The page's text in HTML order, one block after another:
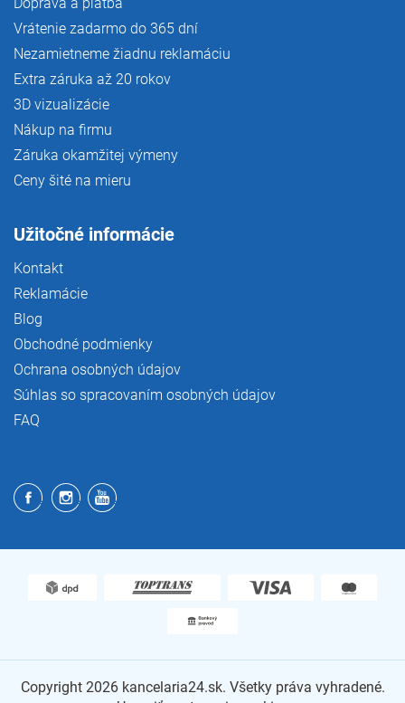
Doprava a platba
Vrátenie zadarmo do 365 dní
Nezamietneme žiadnu reklamáciu
Extra záruka až 20 rokov
3D vizualizácie
Nákup na firmu
Záruka okamžitej výmeny
Ceny šité na mieru
Užitočné informácie
Kontakt
Reklamácie
Blog
Obchodné podmienky
Ochrana osobných údajov
Súhlas so spracovaním osobných údajov
FAQ
Copyright 2026 kancelaria24.sk. Všetky práva vyhradené.